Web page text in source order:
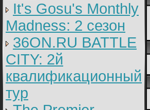
It's Gosu's Monthly
Madness: 2 сезон
36ON.RU BATTLE
CITY: 2й
квалификационный
тур